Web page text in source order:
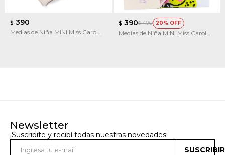
$ 390
Medias de Niña MINI Miss Carol
$ 390$ 490 20
Medias de Niña MINI Miss Carol
Newsletter
¡Suscribite y recibí todas nuestras novedades!